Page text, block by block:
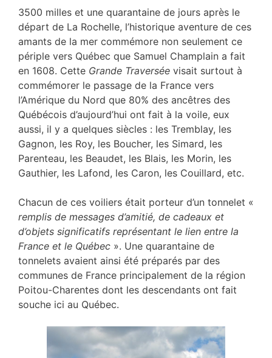
3500 milles et une quarantaine de jours après le
départ de La Rochelle, l’historique aventure de ces
amants de la mer commémore non seulement ce
périple vers Québec que Samuel Champlain a fait
en 1608. Cette Grande Traversée visait surtout à
commémorer le passage de la France vers
l’Amérique du Nord que 80% des ancêtres des
Québécois d’aujourd’hui ont fait à la voile, eux
aussi, il y a quelques siècles : les Tremblay, les
Gagnon, les Roy, les Boucher, les Simard, les
Parenteau, les Beaudet, les Blais, les Morin, les
Gauthier, les Lafond, les Caron, les Couillard, etc.
Chacun de ces voiliers était porteur d’un tonnelet «
remplis de messages d’amitié, de cadeaux et
d’objets significatifs représentant le lien entre la
France et le Québec ». Une quarantaine de
tonnelets avaient ainsi été préparés par des
communes de France principalement de la région
Poitou-Charentes dont les descendants ont fait
souche ici au Québec.